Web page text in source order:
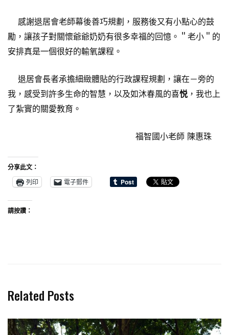
感謝退居會老師幕後善巧規劃，服務後又有小點心的鼓
勵，讓孩子對關懷爺爺奶奶有很多幸福的回憶。＂老小＂的
安排真是一個很好的輸氧課程。
退居會長者承擔細緻體貼的行政課程規劃，讓在－旁的
我，感受到許多生命的智慧，以及如沐春風的喜悦 ，我也上
了紮實的關愛教育。
福智國小老師 陳惠珠
分享此文：
列印
電子郵件
請按讚：
Related Posts